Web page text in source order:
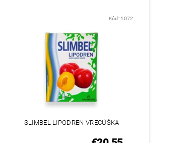
Kód: 1072
SLIMBEL LIPODREN VRECÚŠKA